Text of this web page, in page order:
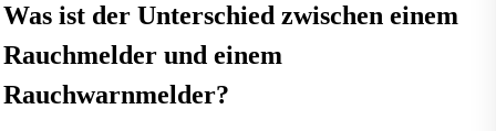
Was ist der Unterschied zwischen einem
Rauchmelder und einem
Rauchwarnmelder?